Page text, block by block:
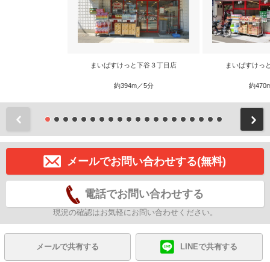
まいばすけっと下谷３丁目店
約394m／5分
まいばすけっ
約
メールでお問い合わせする(無料)
電話でお問い合わせする
現況の確認はお気軽にお問い合わせください。
メールで共有する LINEで共有する